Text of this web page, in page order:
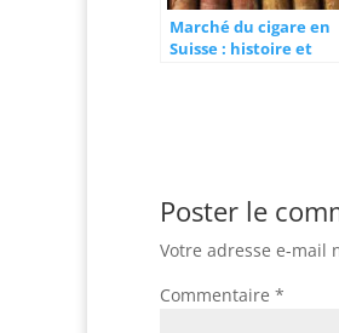
Marché du cigare en
Suisse : histoire et
Poster le
Votre adresse e-mail
Commentaire *